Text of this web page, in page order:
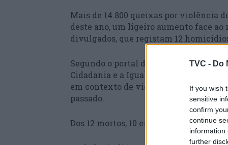
TVC - Do
If you wish
sensitive
confirm
continue
information
further
Mais de 14.800 queixas por violência
deste ano, um ligeiro aumento face ao
divulgados, que registam 12
Segundo o portal da violência
Cidadania e a Igualdade de Género
em contexto de violência doméstica,
passado.
Dos 12 mortos, 10 eram mulheres, um